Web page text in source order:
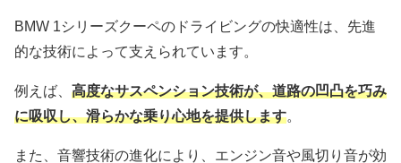
BMW 1シリーズクーペのドライビングの快適性は、先進
的な技術によって支えられています。
例えば、 高度なサスペンション技術が、道路の凹凸を巧み
に吸収し、滑らかな乗り心地を提供します。
また、音響技術の進化により、エンジン音や風切り音が効